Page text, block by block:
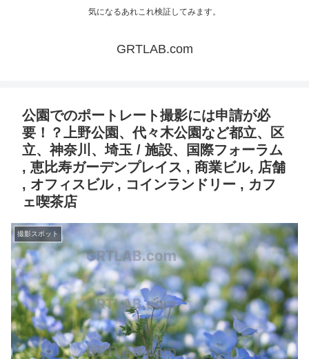
気になるあれこれ検証してみます。
GRTLAB.com
公園でのポートレート撮影には申請が必
要！？上野公園、代々木公園など都立、区
立、神奈川、埼玉 / 施設、国際フォーラム
, 恵比寿ガーデンプレイス , 商業ビル, 店舗
, オフィスビル , コインランドリー , カフ
ェ喫茶店
撮影スポット